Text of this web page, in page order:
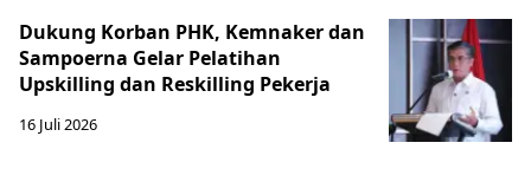
Dukung Korban PHK, Kemnaker dan
Sampoerna Gelar Pelatihan
Upskilling dan Reskilling Pekerja
16 Juli 2026